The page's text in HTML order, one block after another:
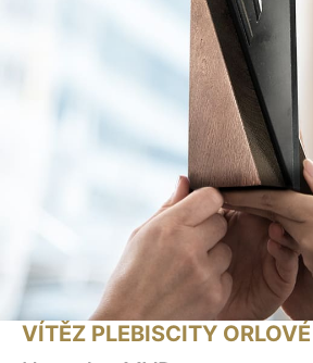
VÍTĚZ PLEBISCITY ORLOVÉ